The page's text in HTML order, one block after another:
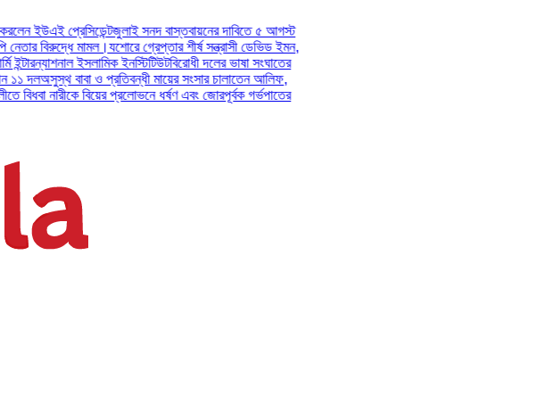
জুলাই সনদ বাস্তবায়নের দাবিতে ৫ আগস্ট
যশোরে গ্রেপ্তার শীর্ষ সন্ত্রাসী ডেভিড ইমন,
ইনস্টিটিউটবিরোধী দলের ভাষা সংঘাতের
প্রতিবন্ধী মায়ের সংসার চালাতেন আলিফ,
প্রলোভনে ধর্ষণ এবং জোরপূর্বক গর্ভপাতের